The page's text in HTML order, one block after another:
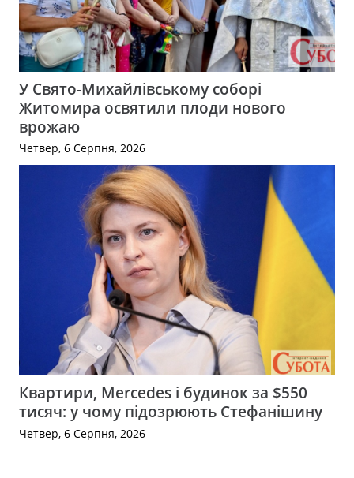
У Свято-Михайлівському соборі
Житомира освятили плоди нового
врожаю
Четвер, 6 Серпня, 2026
Квартири, Mercedes і будинок за $550
тисяч: у чому підозрюють Стефанішину
Четвер, 6 Серпня, 2026